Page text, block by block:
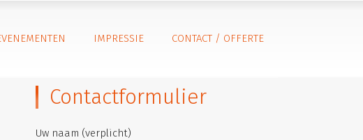
IMPRESSIE CONTACT / OFFERTE
Contactformulier
Uw naam (verplicht)